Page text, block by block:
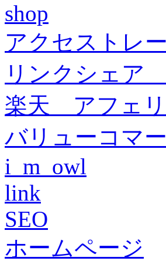
shop
アクセストレ
リンクシェア
楽天 アフェリ
バリューコマ
i_m_owl
link
SEO
ホームページ